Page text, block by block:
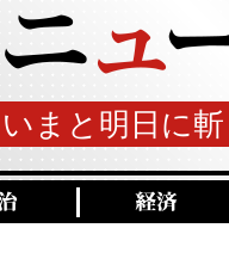
いまと明日に